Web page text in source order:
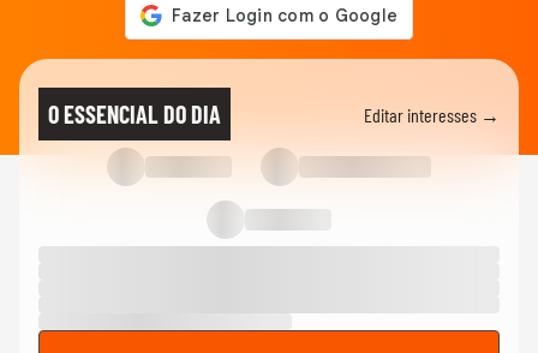
O ESSENCIAL DO DIA Editar interesses →